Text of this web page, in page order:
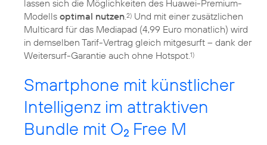
lassen sich die Möglichkeiten des Huawei-Premium-
Modells optimal nutzen 2) Und mit einer zusätzlichen
Multicard für das Mediapad (4,99 Euro monatlich) wird
in demselben Tarif-Vertrag gleich mitgesurft – dank der
Weitersurf-Garantie auch ohne Hotspot. 1)
Smartphone mit künstlicher
Intelligenz im attraktiven
Bundle mit O2 Free M